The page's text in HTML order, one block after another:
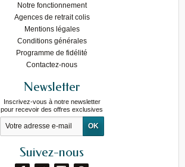
Notre fonctionnement
Agences de retrait colis
Mentions légales
Conditions générales
Programme de fidélité
Contactez-nous
Newsletter
Inscrivez-vous à notre newsletter
pour recevoir des offres exclusives
Suivez-nous